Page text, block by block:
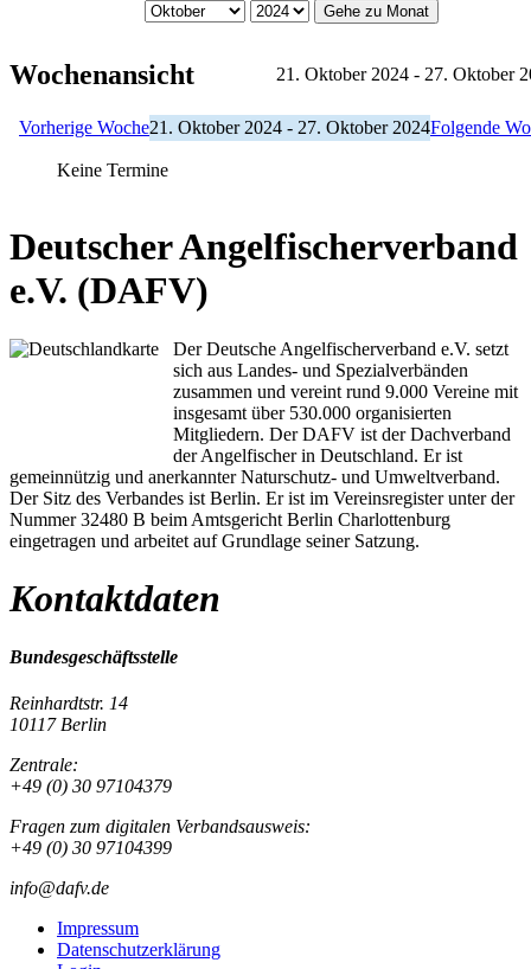
Gehe zu Monat
Wochenansicht 21. Oktober 2024 - 27. Oktober
Vorherige Woche21. Oktober 2024 - 27. Oktober 2024Folgende
Keine Termine
Deutscher Angelfischerverband
e.V. (DAFV)
Der Deutsche Angelfischerverband e.V. setzt
sich aus Landes- und Spezialverbänden
zusammen und vereint rund 9.000 Vereine mit
insgesamt über 530.000 organisierten
Mitgliedern. Der DAFV ist der Dachverband
der Angelfischer in Deutschland. Er ist
gemeinnützig und anerkannter Naturschutz- und Umweltverband.
Der Sitz des Verbandes ist Berlin. Er ist im Vereinsregister unter der
Nummer 32480 B beim Amtsgericht Berlin Charlottenburg
eingetragen und arbeitet auf Grundlage seiner Satzung.
Kontaktdaten
Bundesgeschäftsstelle
Reinhardtstr. 14
10117 Berlin
Zentrale:
+49 (0) 30 97104379
Fragen zum digitalen Verbandsausweis:
+49 (0) 30 97104399
info@dafv.de
Impressum
Datenschutzerklärung